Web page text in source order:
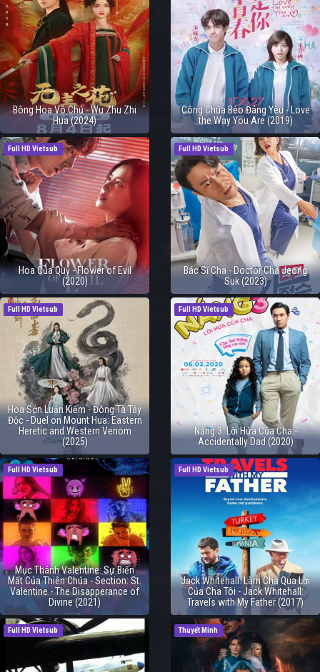
Bông Hoa Vô Chủ - Wu Zhu Zhi
Hua (2024)
Công Chúa Béo Đáng Yêu - Love
the Way You Are (2019)
Full HD Vietsub
Hoa Của Quỷ - Flower of Evil
(2020)
Full HD Vietsub
Bác Sĩ Cha - Doctor Cha Jeong
Suk (2023)
Full HD Vietsub
Hoa Sơn Luận Kiếm - Đông Tà Tây
Độc - Duel on Mount Hua: Eastern
Heretic and Western Venom
(2025)
Full HD Vietsub
Nắng 3: Lời Hứa Của Cha -
Accidentally Dad (2020)
Full HD Vietsub
Mục Thánh Valentine: Sự Biến
Mất Của Thiên Chúa - Section: St.
Valentine - The Disapperance of
Divine (2021)
Full HD Vietsub
Jack Whitehall: Làm Cha Qua Lời
Của Cha Tôi - Jack Whitehall:
Travels with My Father (2017)
Full HD Vietsub Thuyết Minh